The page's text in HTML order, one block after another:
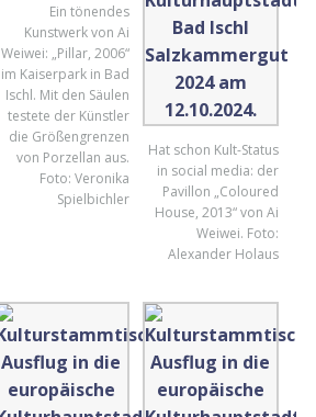
Ein tönendes
Kunstwerk von Ai
Weiwei: „Pillar, 2006“
im Kaiserpark in Bad
Ischl. Mit den Säulen
testete der Künstler
die Größengrenzen
von Porzellan aus.
Foto: Veronika
Spielbichler
Hat schon Kult-Status
in social media: der
Pavillon „Coloured
House, 2013“ von Ai
Weiwei. Foto:
Alexander Holaus